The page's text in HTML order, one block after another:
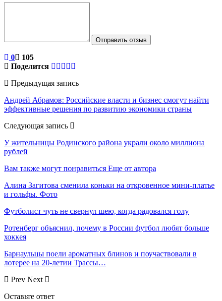
Отправить отзыв
0
105
Поделится
Предыдущая запись
Андрей Абрамов: Российские власти и бизнес смогут найти
эффективные решения по развитию экономики страны
Следующая запись
У жительницы Родинского района украли около миллиона
рублей
Вам также могут понравиться Еще от автора
Алина Загитова сменила коньки на откровенное мини-платье
и гольфы. Фото
Футболист чуть не свернул шею, когда радовался голу
Ротенберг объяснил, почему в России футбол любят больше
хоккея
Барнаульцы поели ароматных блинов и поучаствовали в
лотерее на 20-летии Трассы…
Prev Next
Оставьте ответ